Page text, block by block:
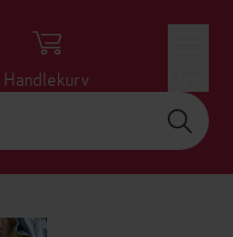
Handlekurv